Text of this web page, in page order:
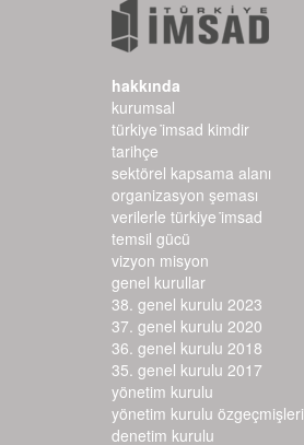
hakkında
kurumsal
türkiye i̇msad kimdir
tarihçe
sektörel kapsama alanı
organizasyon şeması
verilerle türkiye i̇msad
temsil gücü
vizyon misyon
genel kurullar
38. genel kurulu 2023
37. genel kurulu 2020
36. genel kurulu 2018
35. genel kurulu 2017
yönetim kurulu
yönetim kurulu özgeçmişleri
denetim kurulu